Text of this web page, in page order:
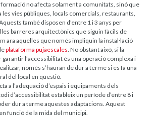
no afecta solament a comunitats, sinó que
les vies públiques, locals comercials, restaurants,
també disposen d’entre 1 i 3 anys per
barreres arquitectònics que siguin fàcils de
ara aquelles que només impliquin la instal·lació
plataforma pujaescales. No obstant això, si la
garantir l’accessibilitat és una operació complexa i
només s’hauran de dur a terme si es fa una
del local en qüestió.
a l’adequació d’espais i equipaments dels
d’accessibilitat estableix un període d’entre 8 i
dur a terme aquestes adaptacions. Aquest
funció de la mida del municipi.